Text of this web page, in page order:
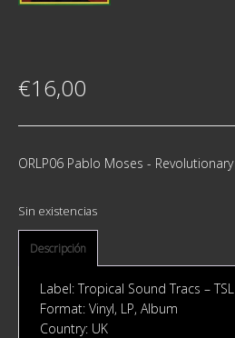
€16,00
ORLP06 Pablo Moses -
Sin existencias
Descripción
Label: Tropical Sound Tracs ‎–
Format: Vinyl, LP, Album
Country: UK